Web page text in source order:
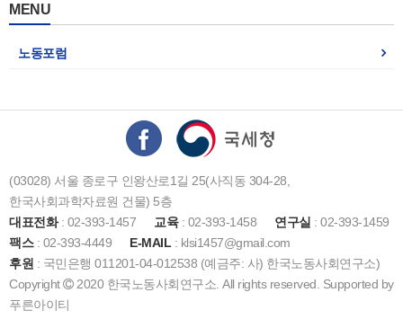
MENU
노동포럼
(03028) 서울 종로구 인왕산로1길 25(사직동 304-28,
한국사회과학자료원 건물) 5층
대표전화: 02-393-1457 교육: 02-393-1458 연구실 : 02-393-1459
팩스: 02-393-4449 E-MAIL : klsi1457@gmail.com
후원 : 국민은행 011201-04-012538 (예금주: 사) 한국노동사회연구소)
Copyright
2020 한국노동사회연구소. All rights reserved. Supported by
푸른아이티